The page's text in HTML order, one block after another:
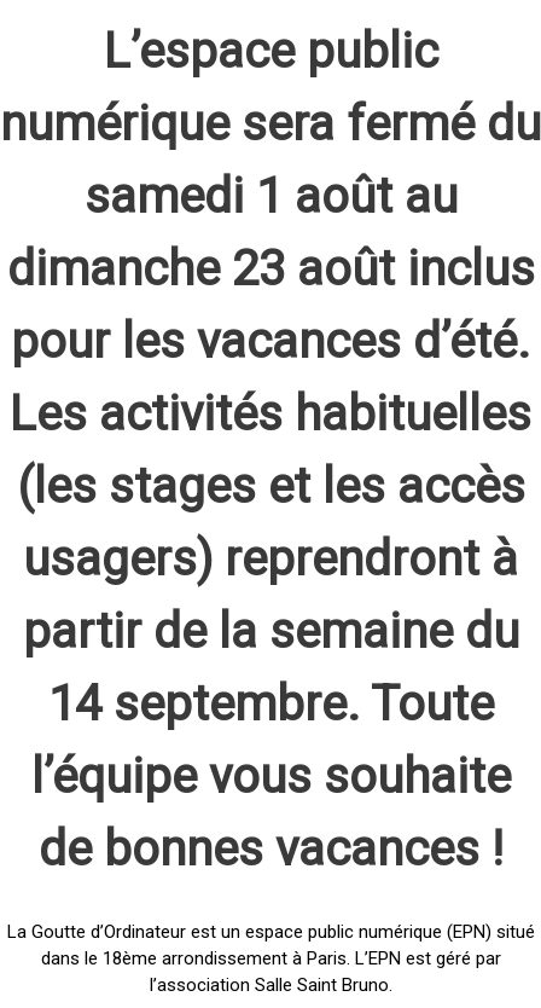
L’espace public
numérique sera fermé du
samedi 1 août au
dimanche 23 août inclus
pour les vacances d’été.
Les activités habituelles
(les stages et les accès
usagers) reprendront à
partir de la semaine du
14 septembre. Toute
l’équipe vous souhaite
de bonnes vacances !
La Goutte d’Ordinateur est un espace public numérique (EPN) situé
dans le 18ème arrondissement à Paris. L’EPN est géré par
l’association Salle Saint Bruno.